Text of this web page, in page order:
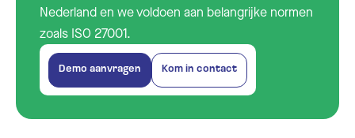
Nederland en we voldoen aan belangrijke normen
zoals ISO 27001.
Demo aanvragen Kom in contact